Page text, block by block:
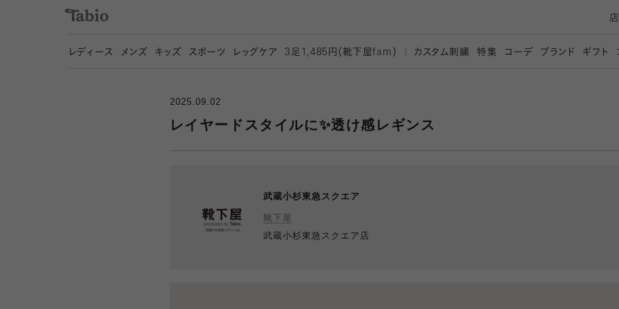
レディース メンズ キッズ スポーツ レッグケア 3 足1,485円（靴下屋fam） カスタム刺繍 特集 コーデ ブランド ギフト
2025.09.02
レイヤードスタイルに✨透け感レギンス
武蔵小杉東急スクエア
靴下屋
武蔵小杉東急スクエア店